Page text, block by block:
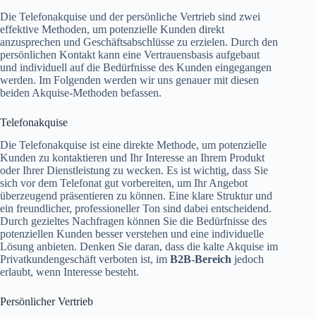
Die Telefonakquise und der persönliche Vertrieb sind zwei
effektive Methoden, um potenzielle Kunden direkt
anzusprechen und Geschäftsabschlüsse zu erzielen. Durch den
persönlichen Kontakt kann eine Vertrauensbasis aufgebaut
und individuell auf die Bedürfnisse des Kunden eingegangen
werden. Im Folgenden werden wir uns genauer mit diesen
beiden Akquise-Methoden befassen.
Telefonakquise
Die Telefonakquise ist eine direkte Methode, um potenzielle
Kunden zu kontaktieren und Ihr Interesse an Ihrem Produkt
oder Ihrer Dienstleistung zu wecken. Es ist wichtig, dass Sie
sich vor dem Telefonat gut vorbereiten, um Ihr Angebot
überzeugend präsentieren zu können. Eine klare Struktur und
ein freundlicher, professioneller Ton sind dabei entscheidend.
Durch gezieltes Nachfragen können Sie die Bedürfnisse des
potenziellen Kunden besser verstehen und eine individuelle
Lösung anbieten. Denken Sie daran, dass die kalte Akquise im
Privatkundengeschäft verboten ist, im B2B-Bereich jedoch
erlaubt, wenn Interesse besteht.
Persönlicher Vertrieb